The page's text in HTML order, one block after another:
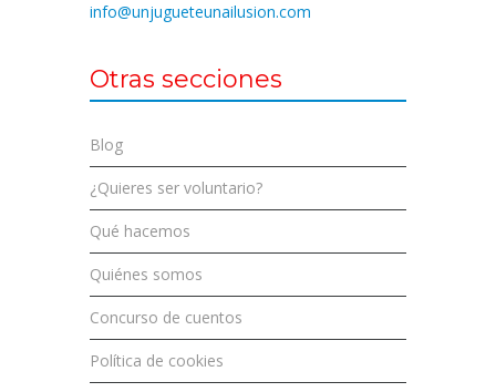
info@unjugueteunailusion.com
Otras secciones
Blog
¿Quieres ser voluntario?
Qué hacemos
Quiénes somos
Concurso de cuentos
Política de cookies